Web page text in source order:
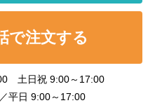
で注文する
土日祝 9:00～17:00
平日 9:00～17:00